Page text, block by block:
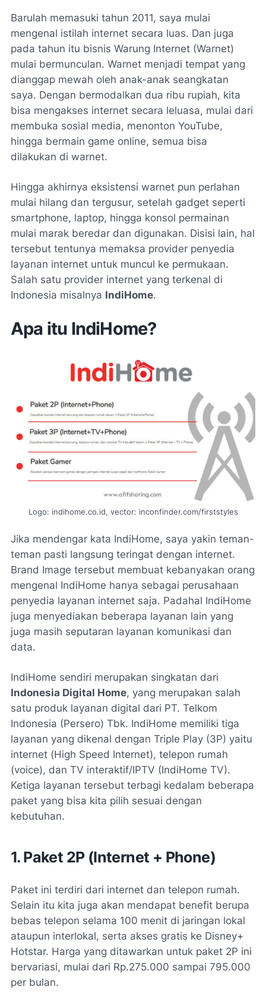
Barulah memasuki tahun 2011, saya mulai
mengenal istilah internet secara luas. Dan juga
pada tahun itu bisnis Warung Internet (Warnet)
mulai bermunculan. Warnet menjadi tempat yang
dianggap mewah oleh anak-anak seangkatan
saya. Dengan bermodalkan dua ribu rupiah, kita
bisa mengakses internet secara leluasa, mulai dari
membuka sosial media, menonton YouTube,
hingga bermain game online, semua bisa
dilakukan di warnet.
Hingga akhirnya eksistensi warnet pun perlahan
mulai hilang dan tergusur, setelah gadget seperti
smartphone, laptop, hingga konsol permainan
mulai marak beredar dan digunakan. Disisi lain, hal
tersebut tentunya memaksa provider penyedia
layanan internet untuk muncul ke permukaan.
Salah satu provider internet yang terkenal di
Indonesia misalnya IndiHome.
Apa itu IndiHome?
Logo: indihome.co.id, vector: inconfinder.com/firststyles
Jika mendengar kata IndiHome, saya yakin teman-
teman pasti langsung teringat dengan internet.
Brand Image tersebut membuat kebanyakan orang
mengenal IndiHome hanya sebagai perusahaan
penyedia layanan internet saja. Padahal IndiHome
juga menyediakan beberapa layanan lain yang
juga masih seputaran layanan komunikasi dan
data.
IndiHome sendiri merupakan singkatan dari
Indonesia Digital Home, yang merupakan salah
satu produk layanan digital dari PT. Telkom
Indonesia (Persero) Tbk. IndiHome memiliki tiga
layanan yang dikenal dengan Triple Play (3P) yaitu
internet (High Speed Internet), telepon rumah
(voice), dan TV interaktif/IPTV (IndiHome TV).
Ketiga layanan tersebut terbagi kedalam beberapa
paket yang bisa kita pilih sesuai dengan
kebutuhan.
1. Paket 2P (Internet + Phone)
Paket ini terdiri dari internet dan telepon rumah.
Selain itu kita juga akan mendapat benefit berupa
bebas telepon selama 100 menit di jaringan lokal
ataupun interlokal, serta akses gratis ke Disney+
Hotstar. Harga yang ditawarkan untuk paket 2P ini
bervariasi, mulai dari Rp.275.000 sampai 795.000
per bulan.